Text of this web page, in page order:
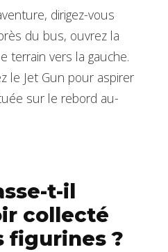
dirigez-vous
du bus, ouvrez la
terrain vers la gauche.
le Jet Gun pour aspirer
sur le rebord au-
t-il
collecté
figurines ?